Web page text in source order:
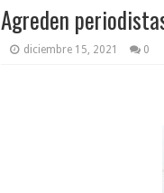
Agreden
diciembre 15, 2021 0